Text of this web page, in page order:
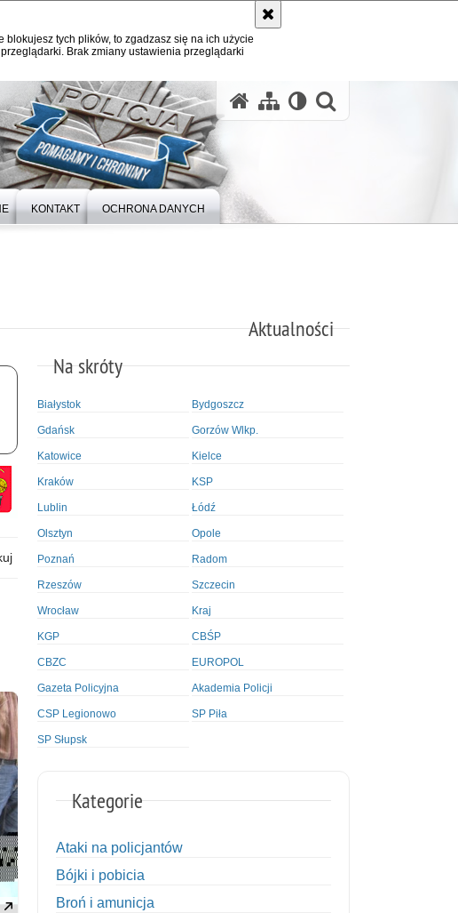
tych plików, to zgadzasz się na ich użycie
Brak zmiany ustawienia przeglądarki
KONTAKT OCHRONA DANYCH
Aktualności
Na skróty
Białystok Bydgoszcz
Gdańsk Gorzów Wlkp.
Katowice Kielce
Kraków KSP
Lublin Łódź
Olsztyn Opole
Poznań Radom
Rzeszów Szczecin
Wrocław Kraj
KGP CBŚP
CBZC EUROPOL
Gazeta Policyjna Akademia Policji
CSP Legionowo SP Piła
SP Słupsk
Kategorie
Ataki na policjantów
Bójki i pobicia
Broń i amunicja